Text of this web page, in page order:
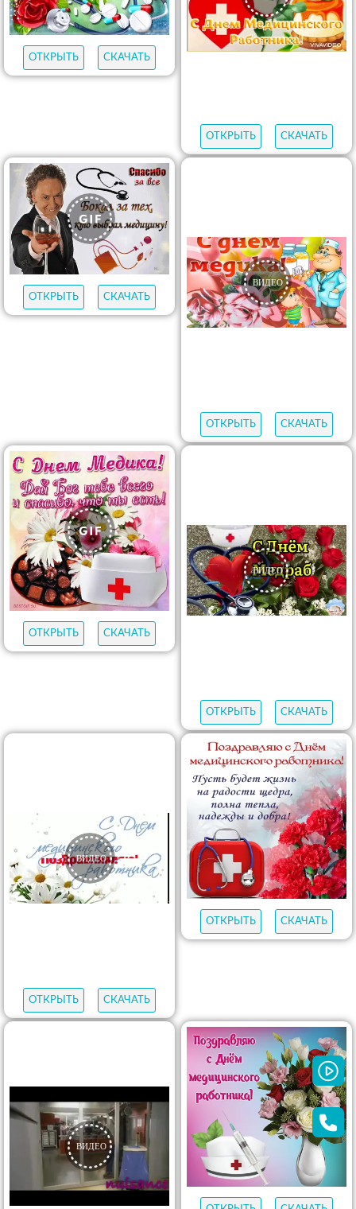
ОТКРЫТЬ СКАЧАТЬ
ОТКРЫТЬ СКАЧАТЬ
ОТКРЫТЬ СКАЧАТЬ
ОТКРЫТЬ СКАЧАТЬ
ОТКРЫТЬ СКАЧАТЬ
ОТКРЫТЬ СКАЧАТЬ
ОТКРЫТЬ СКАЧАТЬ
ОТКРЫТЬ СКАЧАТЬ